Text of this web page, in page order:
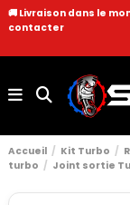
🚚 Livraison dans le
contacter
Accueil Kit Turbo
turbo
Joint sortie